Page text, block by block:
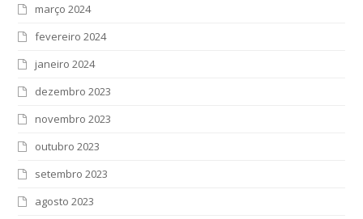
março 2024
fevereiro 2024
janeiro 2024
dezembro 2023
novembro 2023
outubro 2023
setembro 2023
agosto 2023